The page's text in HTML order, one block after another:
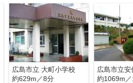
広島市立 大町小学校
約629m／8分
広島市立
約1069m